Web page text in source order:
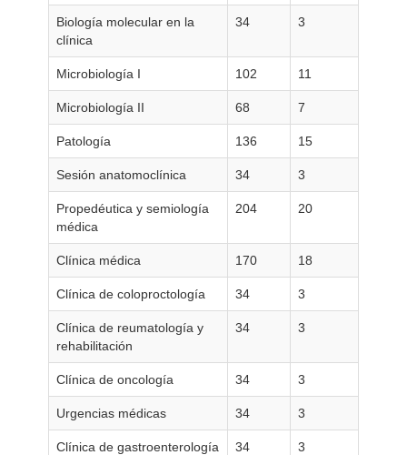
Biología molecular en la
clínica
34 3
Microbiología I 102 11
Microbiología II 68 7
Patología 136 15
Sesión anatomoclínica 34 3
Propedéutica y semiología
médica
204 20
Clínica médica 170 18
Clínica de coloproctología 34 3
Clínica de reumatología y
rehabilitación
34 3
Clínica de oncología 34 3
Urgencias médicas 34 3
Clínica de gastroenterología 34 3